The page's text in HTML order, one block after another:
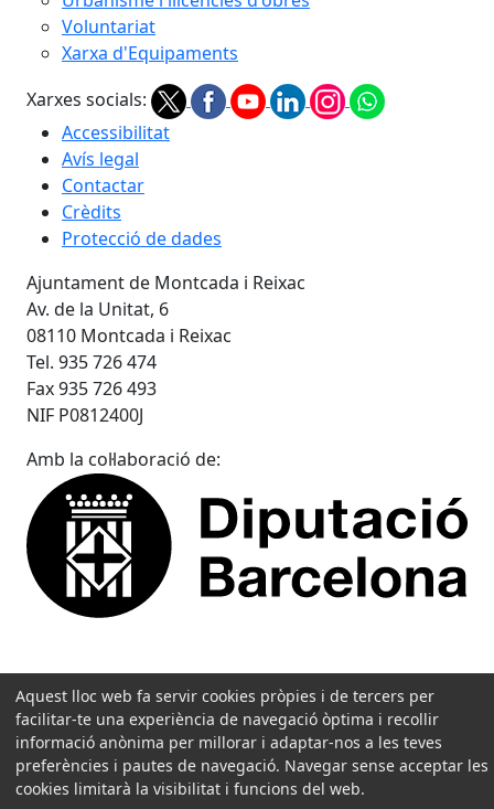
Voluntariat
Xarxa d'Equipaments
Xarxes socials:
Accessibilitat
Avís legal
Contactar
Crèdits
Protecció de dades
Ajuntament de Montcada i Reixac
Av. de la Unitat, 6
08110 Montcada i Reixac
Tel. 935 726 474
Fax 935 726 493
NIF P0812400J
Amb la col·laboració de:
Aquest lloc web fa servir cookies pròpies i de tercers per
facilitar-te una experiència de navegació òptima i recollir
informació anònima per millorar i adaptar-nos a les teves
preferències i pautes de navegació. Navegar sense acceptar les
cookies limitarà la visibilitat i funcions del web.